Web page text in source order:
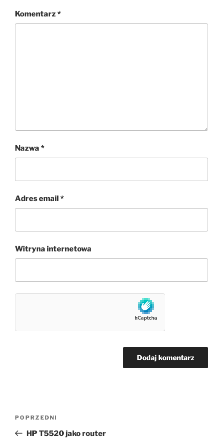
Komentarz*
Nazwa *
Adres email*
Witryna internetowa
Poprzedni
wpis
POPRZEDNI
HP T5520 jako router